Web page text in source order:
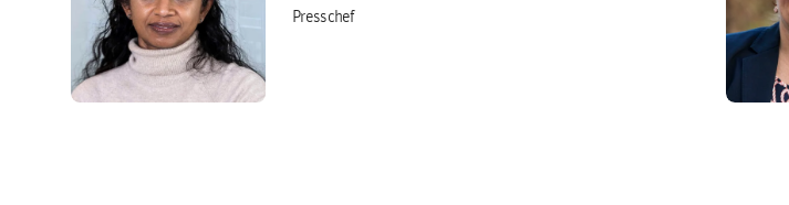
Presschef